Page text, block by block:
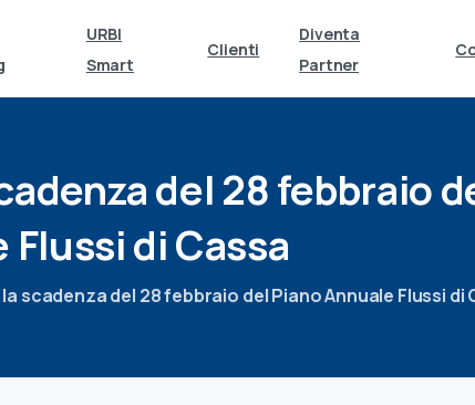
URBI
Smart
Clienti
Diventa
Partner
del 28febbraio
FlussidiCassa
scadenza del 28 febbraio del Piano Annuale Flussi di